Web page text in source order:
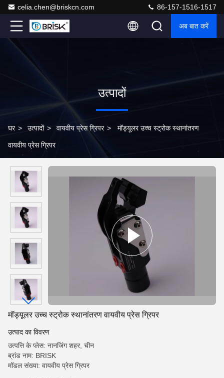
celia.chen@briskcn.com 86-157-1516-1517
अब बात करें
उत्पादों
घर > उत्पादों > वायवीय प्रेस ग्रिपर > मॉड्यूलर उच्च स्ट्रोक स्थानांतरण
वायवीय प्रेस ग्रिपर
मॉड्यूलर उच्च स्ट्रोक स्थानांतरण वायवीय प्रेस ग्रिपर
उत्पाद का विवरण
उत्पत्ति के प्लेस: नानजिंग शहर, चीन
ब्रांड नाम: BRISK
मॉडल संख्या: वायवीय प्रेस ग्रिपर